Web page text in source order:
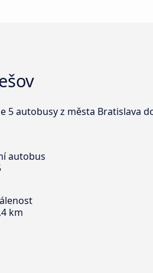
5 autobusy z města Bratislava
autobus
km